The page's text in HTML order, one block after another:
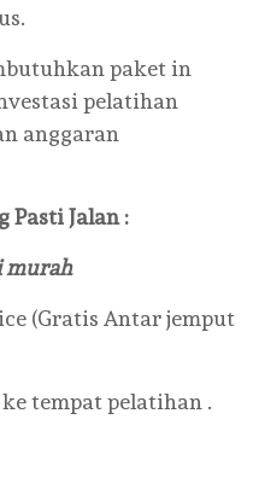
paket in
pelatihan
anggaran
Pasti Jalan:
murah
(Gratis Antar jemput
ke tempat pelatihan .